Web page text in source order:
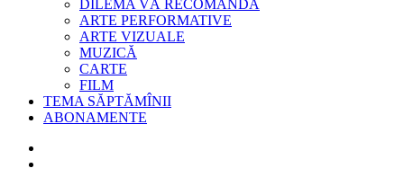
DILEMA VĂ RECOMANDĂ
ARTE PERFORMATIVE
ARTE VIZUALE
MUZICĂ
CARTE
FILM
TEMA SĂPTĂMÎNII
ABONAMENTE